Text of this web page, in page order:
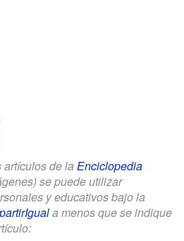
artículos de la Enciclopedia
se puede utilizar
y educativos bajo la
a menos que se indique